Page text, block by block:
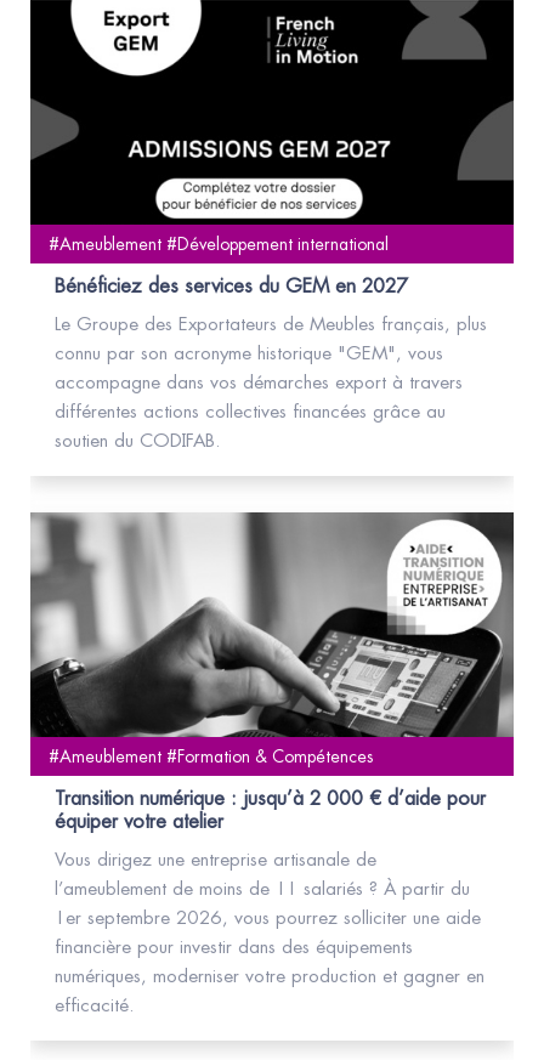
#Ameublement #Développement international
Bénéficiez des services du GEM en 2027
Le Groupe des Exportateurs de Meubles français, plus
connu par son acronyme historique "GEM", vous
accompagne dans vos démarches export à travers
différentes actions collectives financées grâce au
soutien du CODIFAB.
#Ameublement #Formation & Compétences
Transition numérique : jusqu’à 2 000 € d’aide pour
équiper votre atelier
Vous dirigez une entreprise artisanale de
l’ameublement de moins de 11 salariés ? À partir du
1er septembre 2026, vous pourrez solliciter une aide
financière pour investir dans des équipements
numériques, moderniser votre production et gagner en
efficacité.